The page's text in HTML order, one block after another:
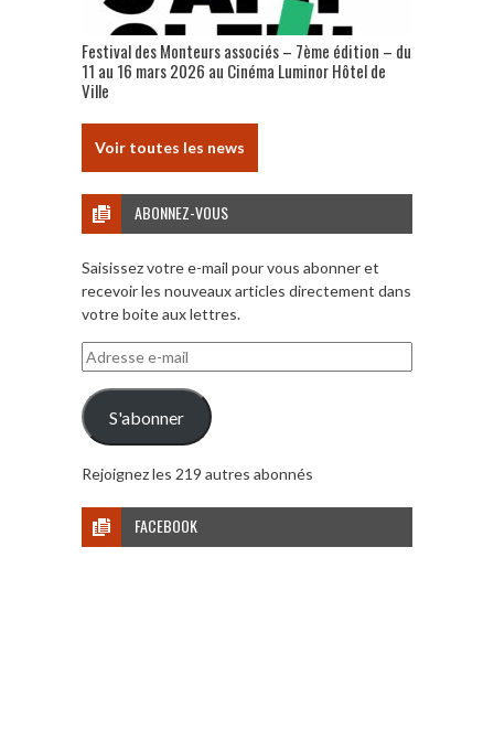
Festival des Monteurs associés – 7ème édition – du
11 au 16 mars 2026 au Cinéma Luminor Hôtel de
Ville
Voir toutes les news
ABONNEZ-VOUS
Saisissez votre e-mail pour vous abonner et
recevoir les nouveaux articles directement dans
votre boite aux lettres.
Adresse
e-
mail
S'abonner
Rejoignez les 219 autres abonnés
FACEBOOK